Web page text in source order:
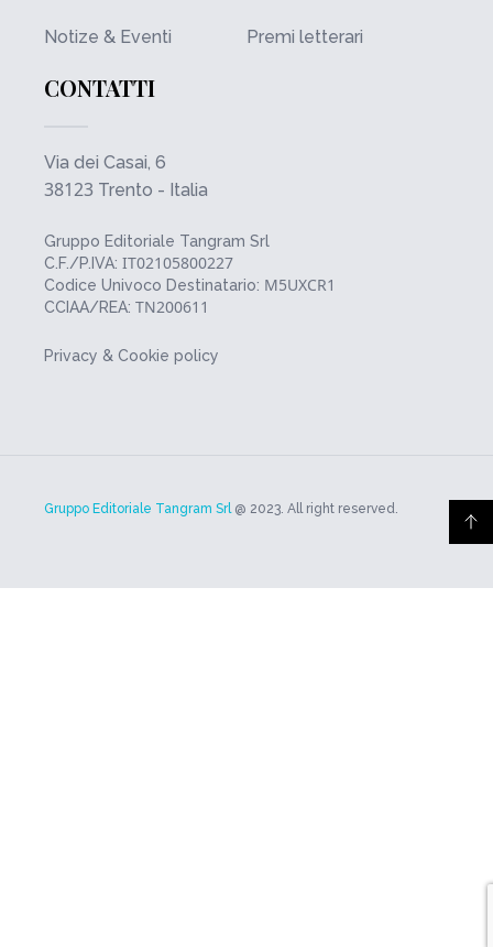
Notize & Eventi Premi letterari
CONTATTI
Via dei Casai, 6
38123 Trento - Italia
Gruppo Editoriale Tangram Srl
C.F./P.IVA: IT02105800227
Codice Univoco Destinatario: M5UXCR1
CCIAA/REA: TN200611
Privacy & Cookie policy
Gruppo Editoriale Tangram Srl@ 2023. All right reserved.